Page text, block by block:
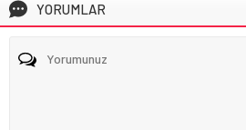
YORUMLAR